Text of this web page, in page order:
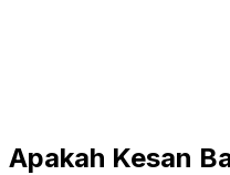
Apakah Kesan